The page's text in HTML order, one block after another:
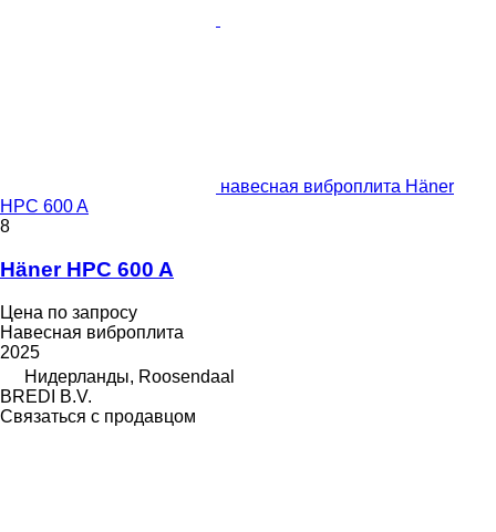
навесная виброплита Häner
HPC 600 A
8
Häner HPC 600 A
Цена по запросу
Навесная виброплита
2025
Нидерланды, Roosendaal
BREDI B.V.
Связаться с продавцом